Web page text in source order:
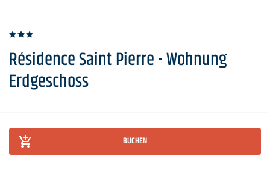
Résidence Saint Pierre - Wohnung
Erdgeschoss
BUCHEN